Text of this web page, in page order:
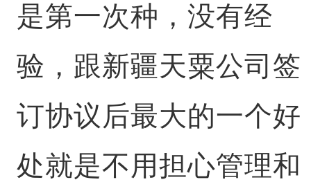
是第一次种，没有经
验，跟新疆天粟公司签
订协议后最大的一个好
处就是不用担心管理和